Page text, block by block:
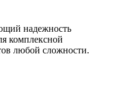
надежность
комплексной
любой сложности.